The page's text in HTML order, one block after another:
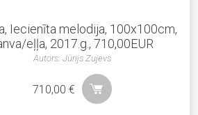
Iecienīta melodija, 100x100cm,
eļļa, 2017.g., 710,00EUR
Autors: Jūrijs Zujevs
710,00€